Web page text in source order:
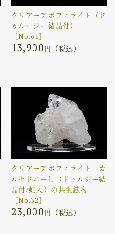
クリアーアポフィライト（ド
ゥルージー結晶付）
［No.61］
13,900円（税込）
クリアーアポフィライト カ
ルセドニー付（ドゥルジー結
晶付/虹入）の共生鉱物
［No.32］
23,000円（税込）